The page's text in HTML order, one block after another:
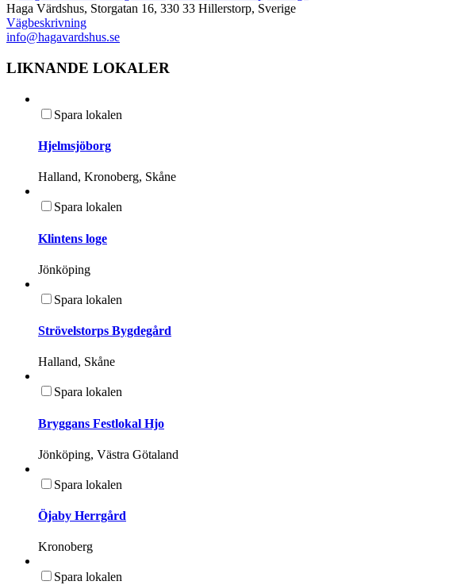
Haga Värdshus, Storgatan 16, 330 33 Hillerstorp, Sverige
Vägbeskrivning
info@hagavardshus.se
LIKNANDE LOKALER
Spara lokalen
Hjelmsjöborg
Halland, Kronoberg, Skåne
Spara lokalen
Klintens loge
Jönköping
Spara lokalen
Strövelstorps Bygdegård
Halland, Skåne
Spara lokalen
Bryggans Festlokal Hjo
Jönköping, Västra Götaland
Spara lokalen
Öjaby Herrgård
Kronoberg
Spara lokalen